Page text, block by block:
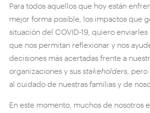
Para todos aquellos que hoy están
mejor forma posible, los impactos que
situación del COVID-19, quiero enviarles
que nos permitan reflexionar y nos
decisiones más acertadas frente a
organizaciones y susstakeholders ,
al cuidado de nuestras familias y de
En este momento, muchos de nosotros